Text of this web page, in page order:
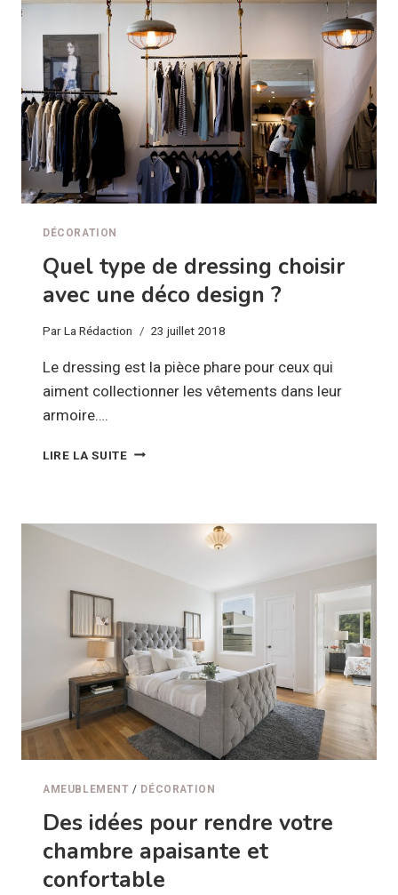
INDUSTRIELLE
!
DÉCORATION
Quel type de dressing choisir
avec une déco design ?
ParLa Rédaction 23 juillet 2018
Le dressing est la pièce phare pour ceux qui
aiment collectionner les vêtements dans leur
armoire….
LIRE LA SUITEQUEL
CHOISIR
AMEUBLEMENT / DÉCORATION
Des idées pour rendre votre
chambre apaisante et
confortable